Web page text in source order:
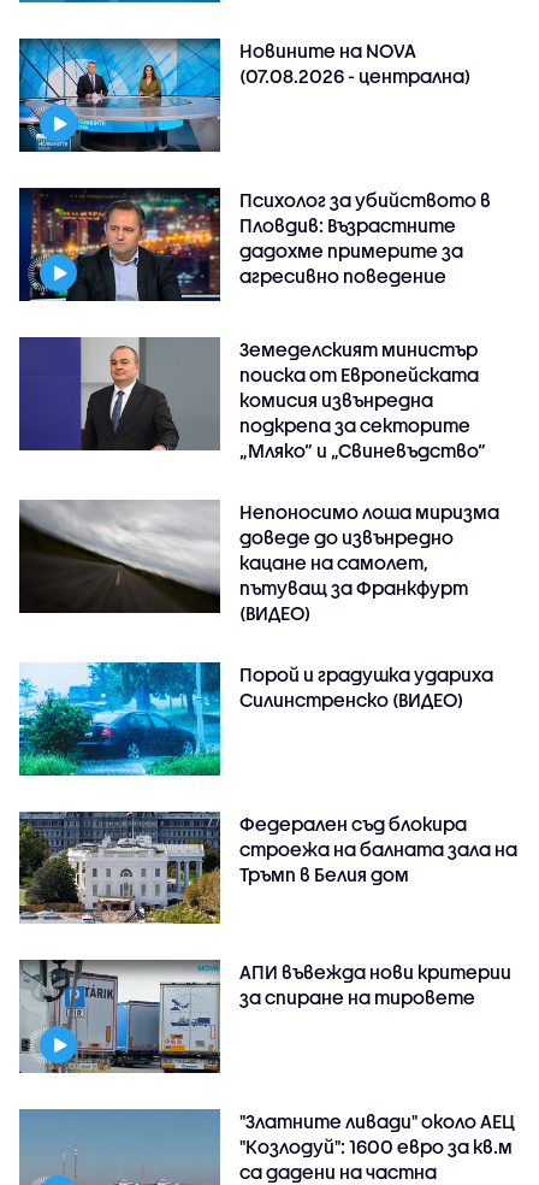
Новините на NOVA
(07.08.2026 - централна)
Психолог за убийството в
Пловдив: Възрастните
дадохме примерите за
агресивно поведение
Земеделският министър
поиска от Европейската
комисия извънредна
подкрепа за секторите
„Мляко“ и „Свиневъдство“
Непоносимо лоша миризма
доведе до извънредно
кацане на самолет,
пътуващ за Франкфурт
(ВИДЕО)
Порой и градушка удариха
Силинстренско (ВИДЕО)
Федерален съд блокира
строежа на балната зала на
Тръмп в Белия дом
АПИ въвежда нови критерии
за спиране на тировете
"Златните ливади" около АЕЦ
"Козлодуй": 1600 евро за кв.м
са дадени на частна